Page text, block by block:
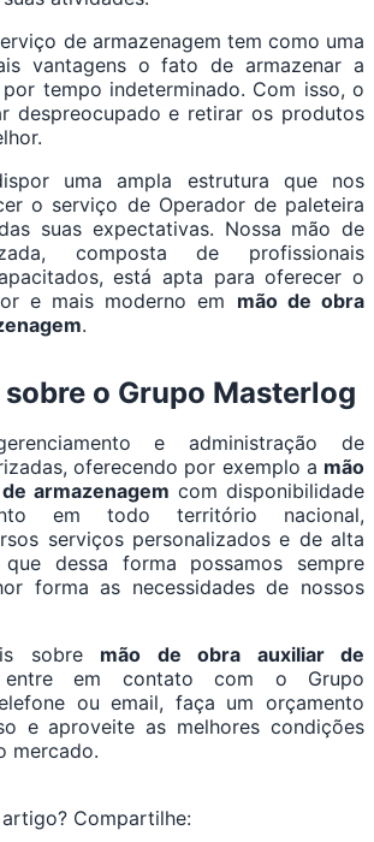
de armazenagem tem como uma
vantagens o fato de armazenar a
tempo indeterminado. Com isso, o
despreocupado e retirar os produtos
uma ampla estrutura que nos
o serviço de Operador de paleteira
suas expectativas. Nossa mão de
composta de profissionais
está apta para oferecer o
e mais moderno em mão de obra
.
o Grupo Masterlog
e administração de
oferecendo por exemplo a mão
armazenagem com disponibilidade
em todo território nacional,
serviços personalizados e de alta
dessa forma possamos sempre
forma as necessidades de nossos
sobre mão de obra auxiliar de
entre em contato com o Grupo
ou email, faça um orçamento
e aproveite as melhores condições
mercado.
Compartilhe: